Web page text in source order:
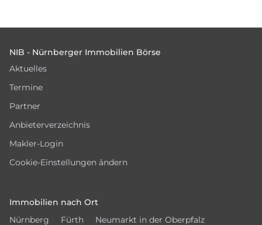
NIB - Nürnberger Immobilien Börse
Aktuelles
Termine
Partner
Anbieterverzeichnis
Makler-Login
Cookie-Einstellungen ändern
Immobilien nach Ort
Nürnberg
Fürth Neumarkt in der Oberpfalz